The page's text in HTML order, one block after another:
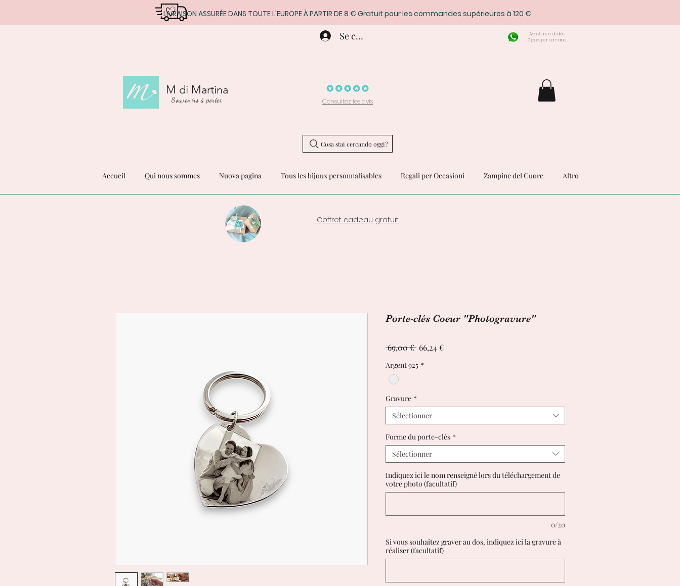
LIVRAISON ASSURÉE DANS TOUTE L'EUROPE À PARTIR DE 8 € Gratuit pour les commandes supérieures à 120 €
M di Martina
Souvenirs à porter
Se connecter
Consultez les avis
Assistance dédiée
7 jours par semaine
Cosa stai cercando oggi?
Accueil Qui nous sommes Nuova pagina Tous les bijoux personnalisables Regali per Occasioni Zampine del Cuore Altro
Coffret cadeau gratuit
Porte-clés Coeur "Photogravure"
69,00 € Prix
66,24 €Prix
Argent 925 *
Gravure *
Sélectionner
Forme du porte-clés *
Sélectionner
Indiquez ici le nom renseigné lors du téléchargement de
votre photo (facultatif)
0/20
Si vous souhaitez graver au dos, indiquez ici la gravure à
réaliser (facultatif)